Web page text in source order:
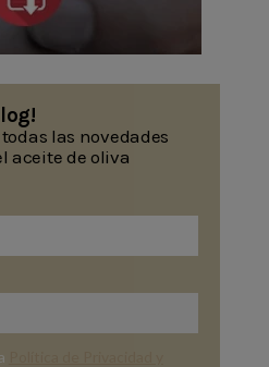
las novedades
aceite de oliva